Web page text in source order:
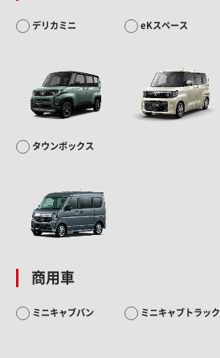
デリカミニ eKスペース
タウンボックス
商用車
ミニキャブバン ミニキャブトラック